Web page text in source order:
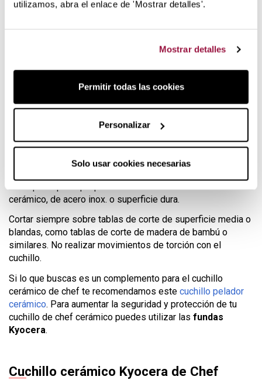
utilizamos, abra el enlace de 'Mostrar detalles'.
Mostrar detalles
Permitir todas las cookies
Personalizar
Solo usar cookies necesarias
limpio entre las fibras de los vegetales que hace que éstas
metales a los alimentos, ni cogen olor.
otros modelos complementarios que te recomendamos
visitar.
Consejos de uso y mantenimiento
Para lalimpiezade este cuchillo de chef, y gracias a las
características de la cerámica, bastará con un poco de agua
cerámico, de acero inox. o superficie dura.
Cortar siempre sobre tablas de corte de superficie media o
blandas, como tablas de corte de madera de bambú o
similares. No realizar movimientos de torción con el
cuchillo.
Si lo que buscas es un complemento para el cuchillo
cerámico de chef te recomendamos este cuchillo pelador
cerámico. Para aumentar la seguridad y protección de tu
cuchillo de chef cerámico puedes utilizar las fundas
Kyocera.
Cuchillo cerámico Kyocera de Chef